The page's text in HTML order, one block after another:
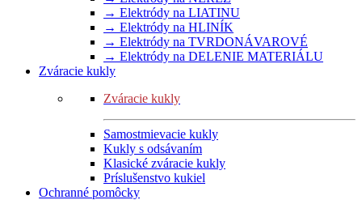
→ Elektródy na LIATINU
→ Elektródy na HLINÍK
→ Elektródy na TVRDONÁVAROVÉ
→ Elektródy na DELENIE MATERIÁLU
Zváracie kukly
Zváracie kukly
Samostmievacie kukly
Kukly s odsávaním
Klasické zváracie kukly
Príslušenstvo kukiel
Ochranné pomôcky